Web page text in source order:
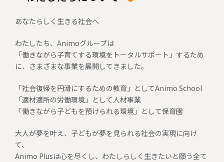
あなたらしく生きる社会へ
わたしたち、Animoグループは
「働きながら子育てする環境をトータルサポート」するため
に、さまざまな事業を展開してきました。
「社会復帰を円滑にするための教育」としてAnimo School
「適材適所の労働環境」として人材事業
「働きながら子どもを預けられる環境」として保育園
大人が夢を叶え、子どもが夢を見られる社会の実現に向け
て、
Animo Plusは心を尽くし、わたしらしく生きたいと願う全て